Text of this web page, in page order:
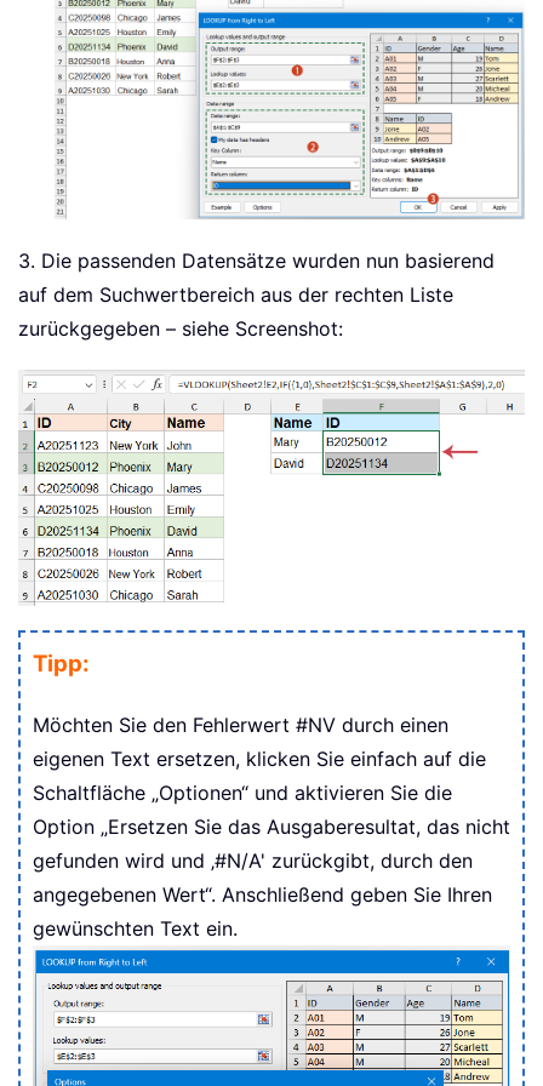
3. Die passenden Datensätze wurden nun basierend
auf dem Suchwertbereich aus der rechten Liste
zurückgegeben – siehe Screenshot:
Tipp:
Möchten Sie den Fehlerwert #NV durch einen
eigenen Text ersetzen, klicken Sie einfach auf die
Schaltfläche „Optionen“ und aktivieren Sie die
Option „Ersetzen Sie das Ausgaberesultat, das nicht
gefunden wird und ‚#N/A' zurückgibt, durch den
angegebenen Wert“. Anschließend geben Sie Ihren
gewünschten Text ein.